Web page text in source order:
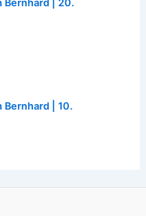
Bernhard
20.
Bernhard |10.